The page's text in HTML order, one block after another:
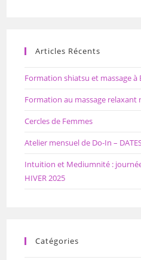
Articles Récents
Formation shiatsu et massage à
Formation au massage relaxant
Cercles de Femmes
Atelier mensuel de Do-In –
Intuition et Mediumnité :
HIVER 2025
Catégories